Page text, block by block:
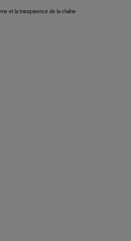
et la transparence de la chaîne